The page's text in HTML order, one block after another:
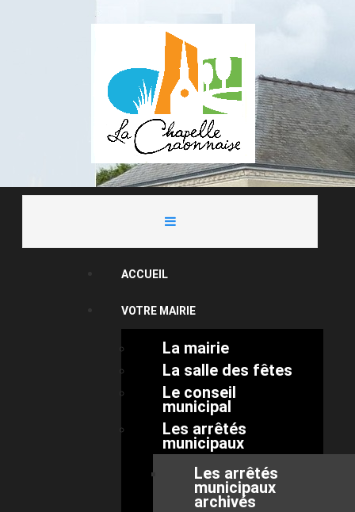
ACCUEIL
VOTRE MAIRIE
La mairie
La salle des fêtes
Le conseil
municipal
Les arrêtés
municipaux
Les arrêtés
municipaux
archivés